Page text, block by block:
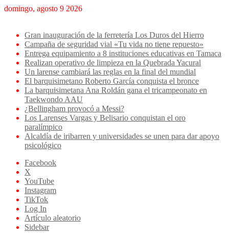
domingo, agosto 9 2026
Gran inauguración de la ferretería Los Duros del Hierro
Campaña de seguridad vial «Tu vida no tiene repuesto»
Entrega equipamiento a 8 instituciones educativas en Tamaca
Realizan operativo de limpieza en la Quebrada Yacural
Un larense cambiará las reglas en la final del mundial
El barquisimetano Roberto García conquista el bronce
La barquisimetana Ana Roldán gana el tricampeonato en
Taekwondo AAU
¿Bellingham provocó a Messi?
Los Larenses Vargas y Belisario conquistan el oro
paralímpico
Alcaldía de iribarren y universidades se unen para dar apoyo
psicológico
Facebook
X
YouTube
Instagram
TikTok
Log In
Artículo aleatorio
Sidebar